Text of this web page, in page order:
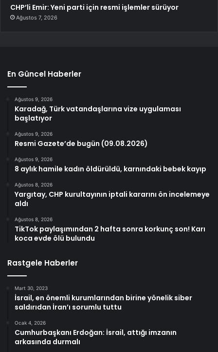
CHP’li Emir: Yeni parti için resmi işlemler sürüyor
Ağustos 7, 2026
En Güncel Haberler
Ağustos 9, 2026
Karadağ, Türk vatandaşlarına vize uygulaması
başlatıyor
Ağustos 9, 2026
Resmi Gazete’de bugün (09.08.2026)
Ağustos 9, 2026
8 aylık hamile kadın öldürüldü, karnındaki bebek kayıp
Ağustos 8, 2026
Yargıtay, CHP kurultayının iptali kararını ön incelemeye
aldı
Ağustos 8, 2026
TikTok paylaşımından 2 hafta sonra korkunç son! Karı
koca evde ölü bulundu
Rastgele Haberler
Mart 30, 2023
İsrail, en önemli kurumlarından birine yönelik siber
saldırıdan İran’ı sorumlu tuttu
Ocak 4, 2026
Cumhurbaşkanı Erdoğan: İsrail, attığı imzanın
arkasında durmalı